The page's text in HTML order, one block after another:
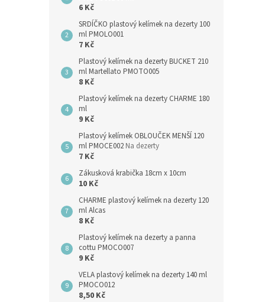
6 Kč
SRDÍČKO plastový kelímek na dezerty 100
ml PMOLO001
7 Kč
Plastový kelímek na dezerty BUCKET 210
ml Martellato PMOTO005
8 Kč
Plastový kelímek na dezerty CHARME 180
ml
9 Kč
Plastový kelímek OBLOUČEK MENŠÍ 120
ml PMOCE002 Na dezerty
7 Kč
Zákusková krabička 18cm x 10cm
10 Kč
CHARME plastový kelímek na dezerty 120
ml Alcas
8 Kč
Plastový kelímek na dezerty a panna
cottu PMOCO007
9 Kč
VELA plastový kelímek na dezerty 140 ml
PMOCO012
8,50 Kč